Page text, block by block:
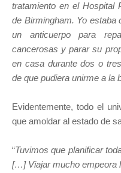
tratamiento en el Hospital
de Birmingham. Yo estaba
un anticuerpo para
cancerosas y parar su
en casa durante dos o
de que pudiera unirme a la
Evidentemente, todo el
que amoldar al estado de
“Tuvimos que planificar
[…] Viajar mucho empeora